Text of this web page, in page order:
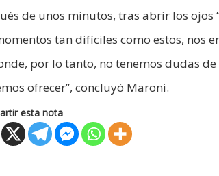
de unos minutos, tras abrir los
tan difíciles como estos,
por lo tanto, no tenemos dudas
ofrecer”, concluyó Maroni.
esta nota